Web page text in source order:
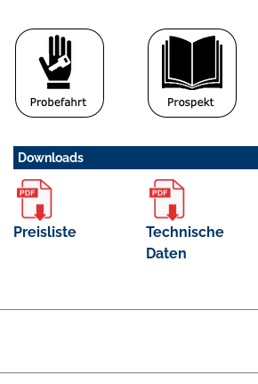
Downloads
Preisliste
Technische
Daten